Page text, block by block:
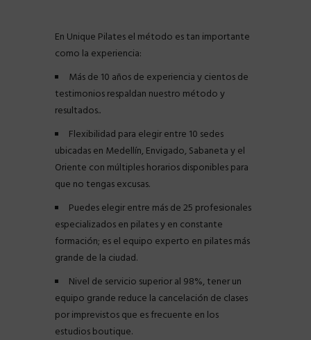
En Unique Pilates el método es tan importante
como la experiencia:
Más de 10 años de experiencia y cientos de
testimonios respaldan nuestro método y
resultados..
Flexibilidad para elegir entre 10 sedes
ubicadas en Medellín, Envigado, Sabaneta y el
Oriente con múltiples horarios disponibles para
que no tengas excusas.
Puedes elegir entre más de 25 profesionales
especializados en pilates y en constante
formación; es el equipo experto en pilates más
grande de la ciudad.
Nivel de servicio superior al 98%, tener un
equipo grande reduce la cancelación de clases
por imprevistos que es frecuente en los
estudios boutique.